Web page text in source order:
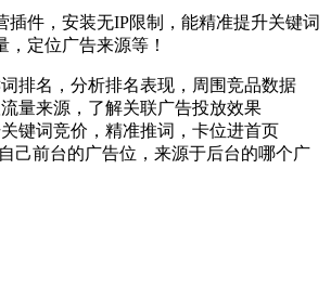
插件，安装无IP限制，能精准提升关键词
定位广告来源等！
排名，分析排名表现，周围竞品数据
量来源，了解关联广告投放效果
键词竞价，精准推词，卡位进首页
己前台的广告位，来源于后台的哪个广